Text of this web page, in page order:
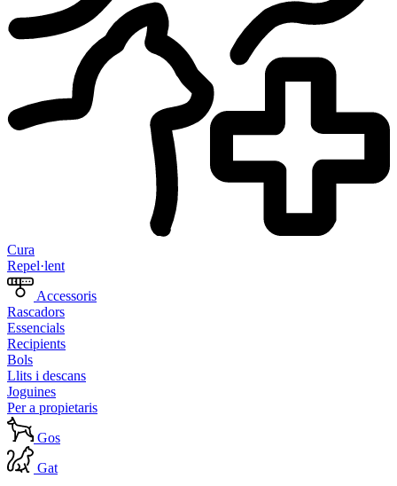
Cura
Repel·lent
Accessoris
Rascadors
Essencials
Recipients
Bols
Llits i descans
Joguines
Per a propietaris
Gos
Gat